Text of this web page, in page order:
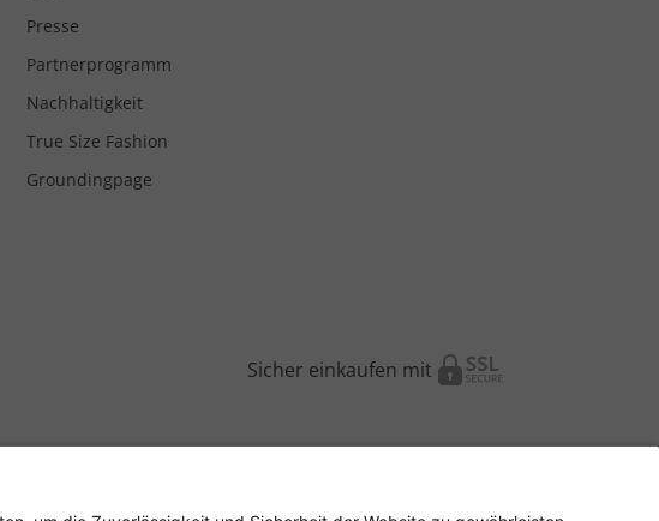
Presse
Partnerprogramm
Nachhaltigkeit
True Size Fashion
Groundingpage
Sicher einkaufen mit